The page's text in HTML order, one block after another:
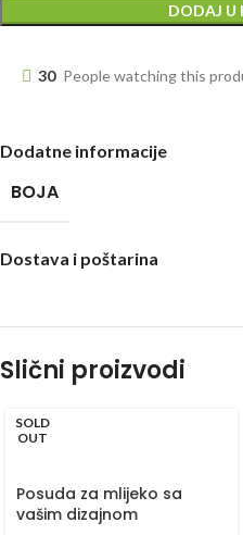
DODAJ U
30 People watching this
Dodatne informacije
BOJA
Dostava i poštarina
Slični proizvodi
SOLD
OUT
Posuda za mlijeko sa
vašim dizajnom